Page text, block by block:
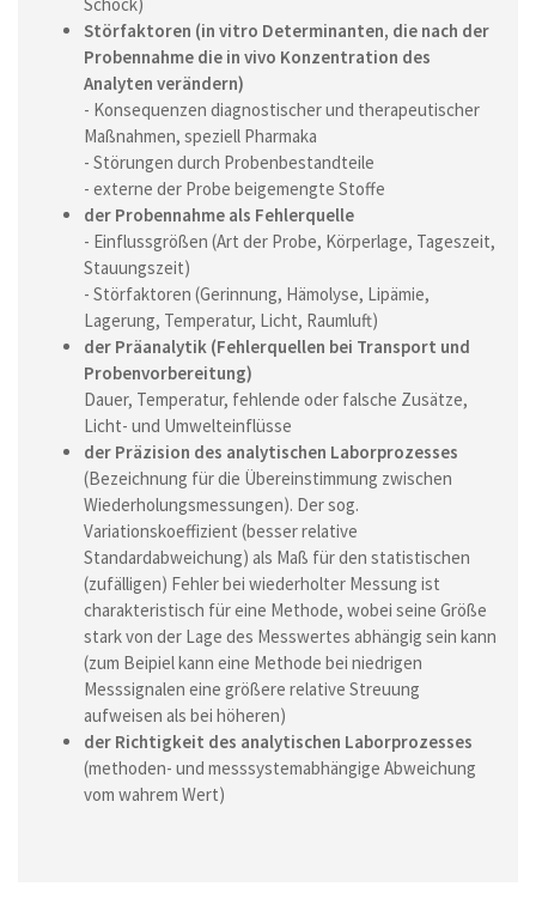
Störfaktoren (in vitro Determinanten, die nach der
Probennahme die in vivo Konzentration des
Analyten verändern)
- Konsequenzen diagnostischer und therapeutischer
Maßnahmen, speziell Pharmaka
- Störungen durch Probenbestandteile
- externe der Probe beigemengte Stoffe
der Probennahme als Fehlerquelle
- Einflussgrößen (Art der Probe, Körperlage, Tageszeit,
Stauungszeit)
- Störfaktoren (Gerinnung, Hämolyse, Lipämie,
Lagerung, Temperatur, Licht, Raumluft)
der Präanalytik (Fehlerquellen bei Transport und
Probenvorbereitung)
Dauer, Temperatur, fehlende oder falsche Zusätze,
Licht- und Umwelteinflüsse
der Präzision des analytischen Laborprozesses
(Bezeichnung für die Übereinstimmung zwischen
Wiederholungsmessungen). Der sog.
Variationskoeffizient (besser relative
Standardabweichung) als Maß für den statistischen
(zufälligen) Fehler bei wiederholter Messung ist
charakteristisch für eine Methode, wobei seine Größe
stark von der Lage des Messwertes abhängig sein kann
(zum Beipiel kann eine Methode bei niedrigen
Messsignalen eine größere relative Streuung
aufweisen als bei höheren)
der Richtigkeit des analytischen Laborprozesses
(methoden- und messsystemabhängige Abweichung
vom wahrem Wert)